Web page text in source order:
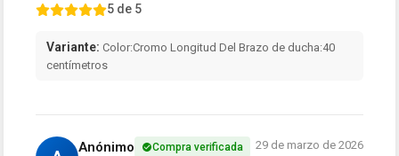
5 de 5
Variante: Color:Cromo Longitud Del Brazo de ducha:40
centímetros
Anónimo Compra verificada 29 de marzo de 2026